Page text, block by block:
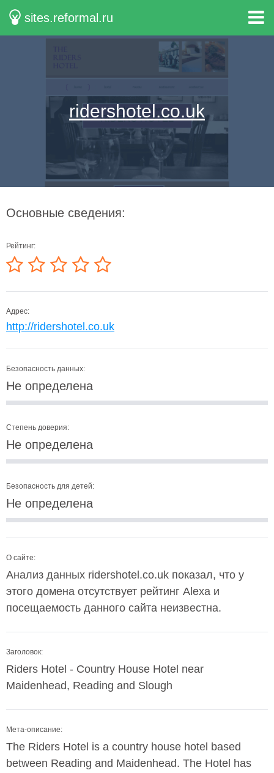
sites.reformal.ru
ridershotel.co.uk
Основные сведения:
Рейтинг:
Адрес:
http://ridershotel.co.uk
Безопасность данных:
Не определена
Степень доверия:
Не определена
Безопасность для детей:
Не определена
О сайте:
Анализ данных ridershotel.co.uk показал, что у
этого домена отсутствует рейтинг Alexa и
посещаемость данного сайта неизвестна.
Заголовок:
Riders Hotel - Country House Hotel near
Maidenhead, Reading and Slough
Мета-описание:
The Riders Hotel is a country house hotel based
between Reading and Maidenhead. The Hotel has